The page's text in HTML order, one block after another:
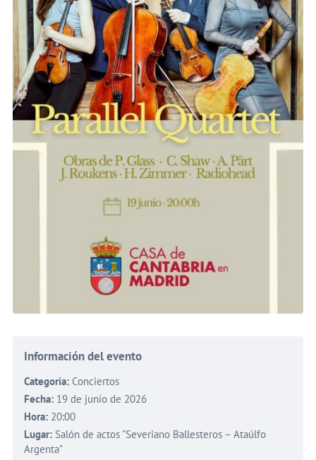
Información del evento
Categoría: Conciertos
Fecha: 19 de junio de 2026
Hora: 20:00
Lugar: Salón de actos "Severiano Ballesteros – Ataúlfo
Argenta"